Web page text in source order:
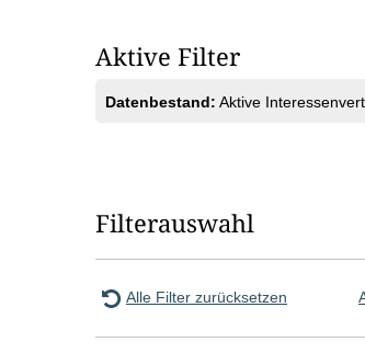
Aktive Filter
Datenbestand: Aktive
Filterauswahl
Alle Filter zurücksetzen